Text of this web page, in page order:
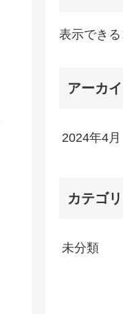
表示できる
アーカ
2024年4月
カテゴ
未分類